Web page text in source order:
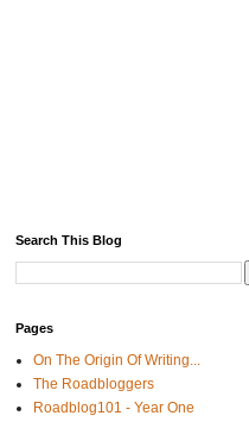
Search This Blog
Pages
On The Origin Of Writing...
The Roadbloggers
Roadblog101 - Year One